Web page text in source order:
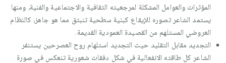
المؤثرات والعوامل المشكلة لمرجعيته الثقافية والاجتماعية والفنية، ومنها
يستمد الشاعر تصوره للإيقاع كبنية سطحية تنبثق مما هو جاهز، كالنظام
العروضي المستلهم من القصيدة العمودية القديمة.
التجديد مقابل التقليد حيث التجديد استلهام روح العصرحين يستنفر
الشاعر كل طاقته الانفعالية في شكل دفقات شعورية تنعكس في صورة